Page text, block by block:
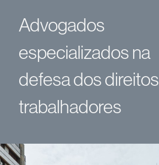
O QUE DEFENDEMOS
DÚVIDAS
Advogados
especializados na
defesadosdireitos
trabalhadores